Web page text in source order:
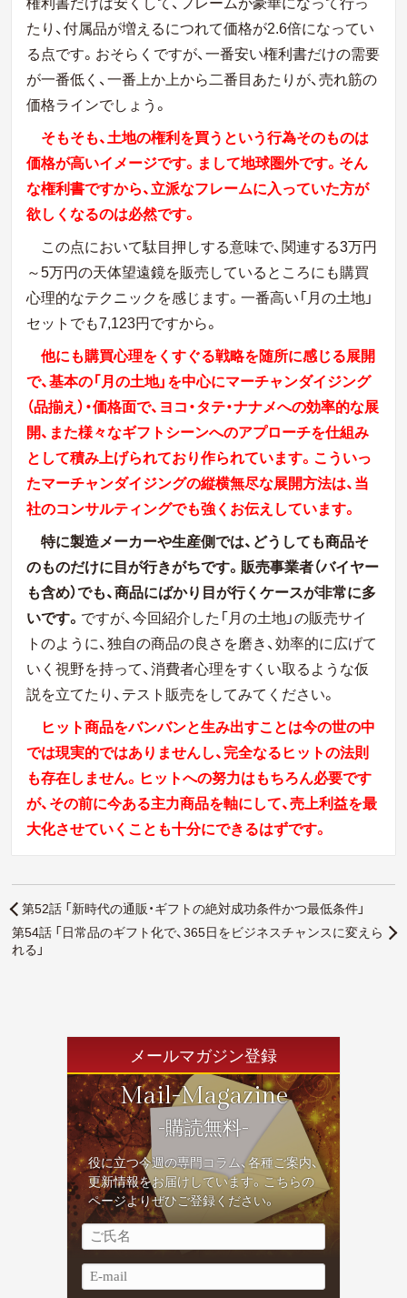
たり、付属品が増えるにつれて価格が2.6倍になってい
る点です。おそらくですが、一番安い権利書だけの需要
が一番低く、一番上か上から二番目あたりが、売れ筋の
価格ラインでしょう。
そもそも、土地の権利を買うという行為そのものは
価格が高いイメージです。まして地球圏外です。そん
な権利書ですから、立派なフレームに入っていた方が
欲しくなるのは必然です。
この点において駄目押しする意味で、関連する3万円
～5万円の天体望遠鏡を販売しているところにも購買
心理的なテクニックを感じます。一番高い「月の土地」
セットでも7,123円ですから。
他にも購買心理をくすぐる戦略を随所に感じる展開
で、基本の「月の土地」を中心にマーチャンダイジング
（品揃え）・価格面で、ヨコ・タテ・ナナメへの効率的な展
開、また様々なギフトシーンへのアプローチを仕組み
として積み上げられており作られています。こういっ
たマーチャンダイジングの縦横無尽な展開方法は、当
社のコンサルティングでも強くお伝えしています。
特に製造メーカーや生産側では、どうしても商品そ
のものだけに目が行きがちです。販売事業者（バイヤー
も含め）でも、商品にばかり目が行くケースが非常に多
いです。 ですが、今回紹介した「月の土地」の販売サイ
トのように、独自の商品の良さを磨き、効率的に広げて
いく視野を持って、消費者心理をすくい取るような仮
説を立てたり、テスト販売をしてみてください。
ヒット商品をバンバンと生み出すことは今の世の中
では現実的ではありませんし、完全なるヒットの法則
も存在しません。ヒットへの努力はもちろん必要です
が、その前に今ある主力商品を軸にして、売上利益を最
大化させていくことも十分にできるはずです。
第52話 「新時代の通販・ギフトの絶対成功条件かつ最低条件」
第54話 「日常品のギフト化で、365日をビジネスチャンスに変えら
れる」
メールマガジン登録
Mail-Magazine
-購読無料-
役に立つ今週の専門コラム、各種ご案内、
更新情報をお届けしています。こちらの
ページよりぜひご登録ください。